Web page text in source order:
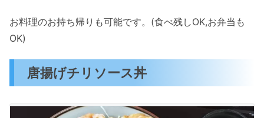
お料理のお持ち帰りも可能です。(食べ残しOK,お弁当も
OK)
唐揚げチリソース丼